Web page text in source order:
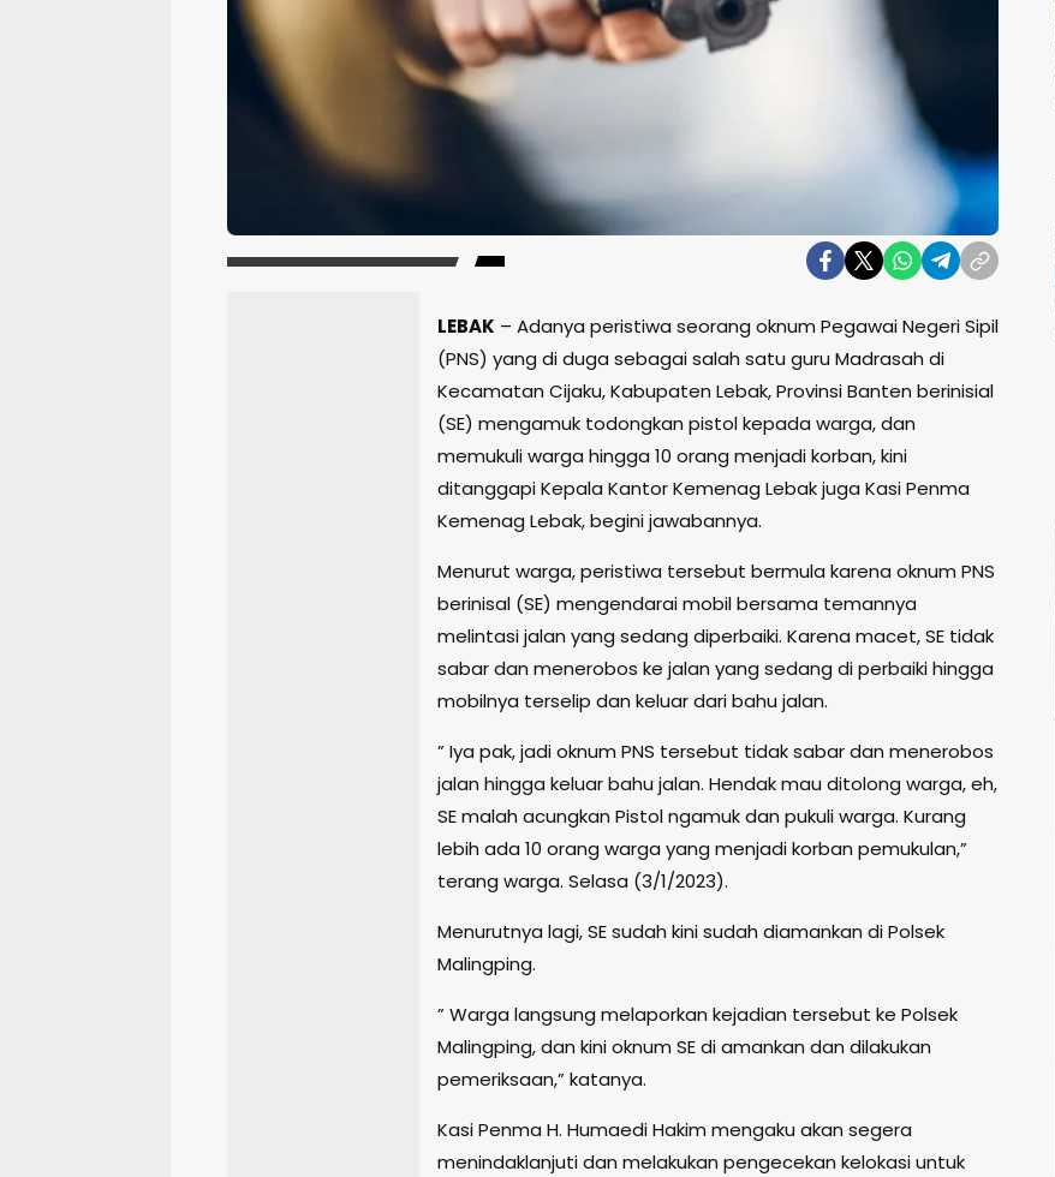
LEBAK – Adanya peristiwa seorang oknum Pegawai Negeri Sipil
(PNS) yang di duga sebagai salah satu guru Madrasah di
Kecamatan Cijaku, Kabupaten Lebak, Provinsi Banten berinisial
(SE) mengamuk todongkan pistol kepada warga, dan
memukuli warga hingga 10 orang menjadi korban, kini
ditanggapi Kepala Kantor Kemenag Lebak juga Kasi Penma
Kemenag Lebak, begini jawabannya.
Menurut warga, peristiwa tersebut bermula karena oknum PNS
berinisal (SE) mengendarai mobil bersama temannya
melintasi jalan yang sedang diperbaiki. Karena macet, SE tidak
sabar dan menerobos ke jalan yang sedang di perbaiki hingga
mobilnya terselip dan keluar dari bahu jalan.
” Iya pak, jadi oknum PNS tersebut tidak sabar dan menerobos
jalan hingga keluar bahu jalan. Hendak mau ditolong warga, eh,
SE malah acungkan Pistol ngamuk dan pukuli warga. Kurang
lebih ada 10 orang warga yang menjadi korban pemukulan,”
terang warga. Selasa (3/1/2023).
Menurutnya lagi, SE sudah kini sudah diamankan di Polsek
Malingping.
” Warga langsung melaporkan kejadian tersebut ke Polsek
Malingping, dan kini oknum SE di amankan dan dilakukan
pemeriksaan,” katanya.
Kasi Penma H. Humaedi Hakim mengaku akan segera
menindaklanjuti dan melakukan pengecekan kelokasi untuk